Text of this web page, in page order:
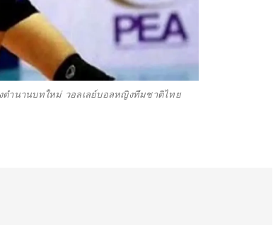
ตำนานบทใหม่ วอลเลย์บอลหญิงทีมชาติไทย